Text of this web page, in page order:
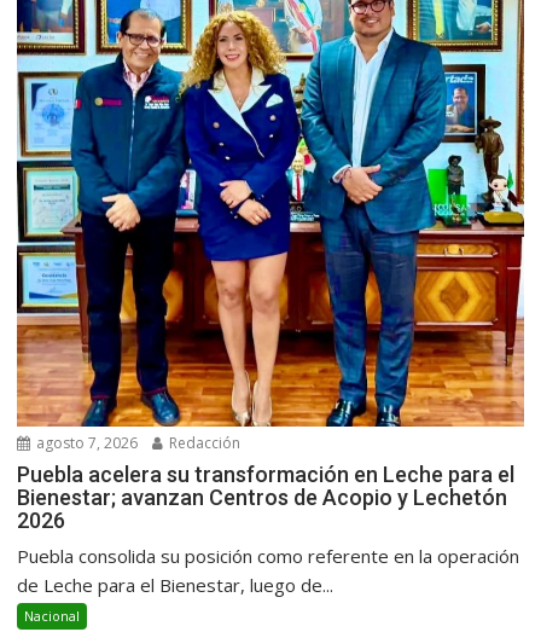
agosto 7, 2026 Redacción
Puebla acelera su transformación en Leche para el
Bienestar; avanzan Centros de Acopio y Lechetón
2026
Puebla consolida su posición como referente en la operación
de Leche para el Bienestar, luego de...
Nacional